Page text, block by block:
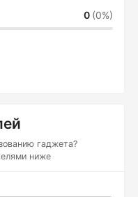
0 (0%)
гаджета?
ниже